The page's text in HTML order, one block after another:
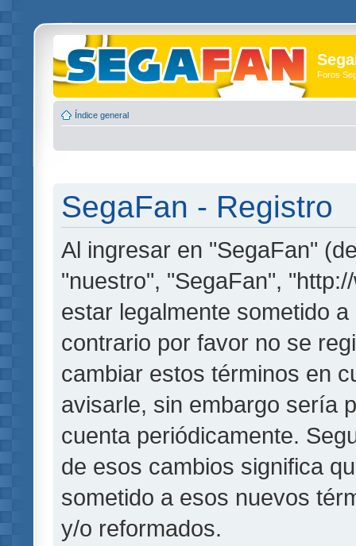
Foros
Índice general
SegaFan - Registro
Al ingresar en "SegaFan"
"nuestro", "SegaFan",
estar legalmente sometido
contrario por favor no se
cambiar estos términos en
avisarle, sin embargo sería
cuenta periódicamente.
de esos cambios significa
sometido a esos nuevos
y/o reformados.